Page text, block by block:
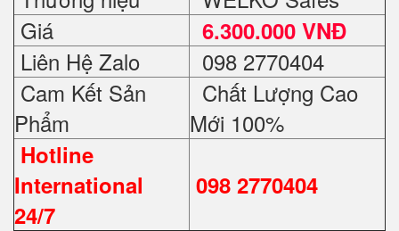
Giá
6.300.000 VNĐ
Liên Hệ Zalo
098 2770404
Cam Kết Sản
Phẩm
Chất Lượng Cao
Mới 100%
Hotline
International
24/7
098 2770404